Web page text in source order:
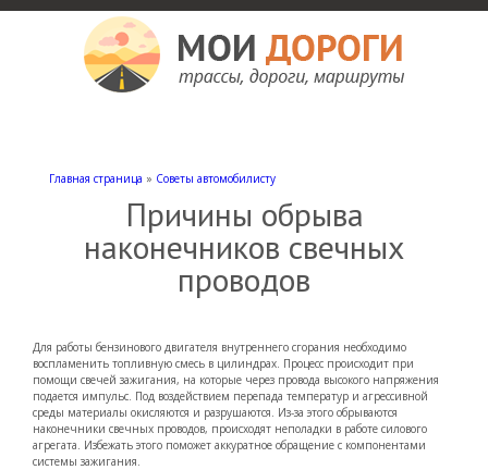
Главная страница » Советы автомобилисту
Причины обрыва
наконечников свечных
проводов
Для работы бензинового двигателя внутреннего сгорания необходимо
воспламенить топливную смесь в цилиндрах. Процесс происходит при
помощи свечей зажигания, на которые через провода высокого напряжения
подается импульс. Под воздействием перепада температур и агрессивной
среды материалы окисляются и разрушаются. Из-за этого обрываются
наконечники свечных проводов, происходят неполадки в работе силового
агрегата. Избежать этого поможет аккуратное обращение с компонентами
системы зажигания.